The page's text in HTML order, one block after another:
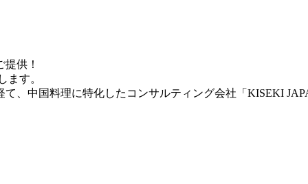
供！
ます。
、中国料理に特化したコンサルティング会社「KISEKI